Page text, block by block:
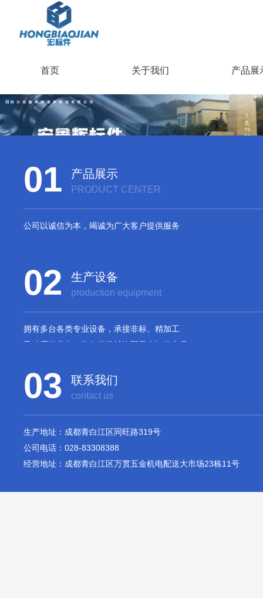
首页 关于我们 产品展
01 产品展示
PRODUCT CENTER
公司以诚信为本，竭诚为广大客户提供服务
02 生产设备
production equipment
拥有多台各类专业设备，承接非标、精加工
及冲压件业务，为各类机械汽配量身订做产品
03 联系我们
contact us
生产地址：成都青白江区同旺路319号
公司电话：028-83308388
经营地址：成都青白江区万贯五金机电配送大市场23栋11号